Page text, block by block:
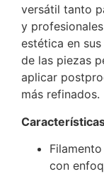
versátil tanto
y
estética en
de las piezas
aplicar
más refinados.
con